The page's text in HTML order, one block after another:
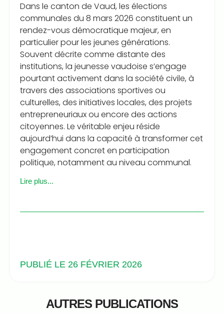
Dans le canton de Vaud, les élections
communales du 8 mars 2026 constituent un
rendez-vous démocratique majeur, en
particulier pour les jeunes générations.
Souvent décrite comme distante des
institutions, la jeunesse vaudoise s’engage
pourtant activement dans la société civile, à
travers des associations sportives ou
culturelles, des initiatives locales, des projets
entrepreneuriaux ou encore des actions
citoyennes. Le véritable enjeu réside
aujourd’hui dans la capacité à transformer cet
engagement concret en participation
politique, notamment au niveau communal.
Lire plus...
PUBLIÉ LE 26 FÉVRIER 2026
AUTRES PUBLICATIONS